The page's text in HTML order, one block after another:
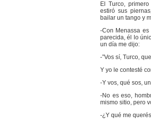
El Turco,
estiró sus
bailar un tango y
-Con Menassa
parecida, él lo
un día me dijo:
-”Vos sí, Turco,
Y yo le contesté
-Y vos, qué sos,
-No es eso,
mismo sitio, pero
-¿Y qué me